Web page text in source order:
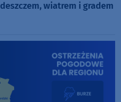
wiatrem i gradem